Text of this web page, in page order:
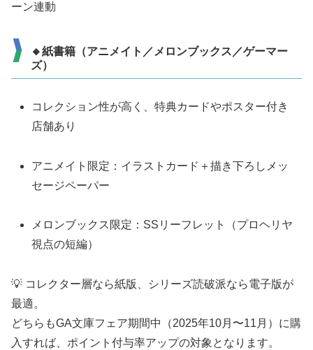
ーン連動
🔸紙書籍（アニメイト／メロンブックス／ゲーマー
ズ）
コレクション性が高く、特典カードやポスター付き
店舗あり
アニメイト限定：イラストカード＋描き下ろしメッ
セージペーパー
メロンブックス限定：SSリーフレット（プロヘリヤ
視点の短編）
💡 コレクター層なら紙版、シリーズ読破派なら電子版が
最適。
どちらもGA文庫フェア期間中（2025年10月〜11月）に購
入すれば、ポイント付与率アップの対象となります。